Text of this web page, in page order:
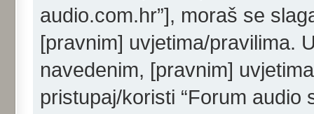
audio.com.hr”], moraš se
[pravnim] uvjetima/pravilima.
navedenim, [pravnim]
pristupaj/koristi “Forum audio